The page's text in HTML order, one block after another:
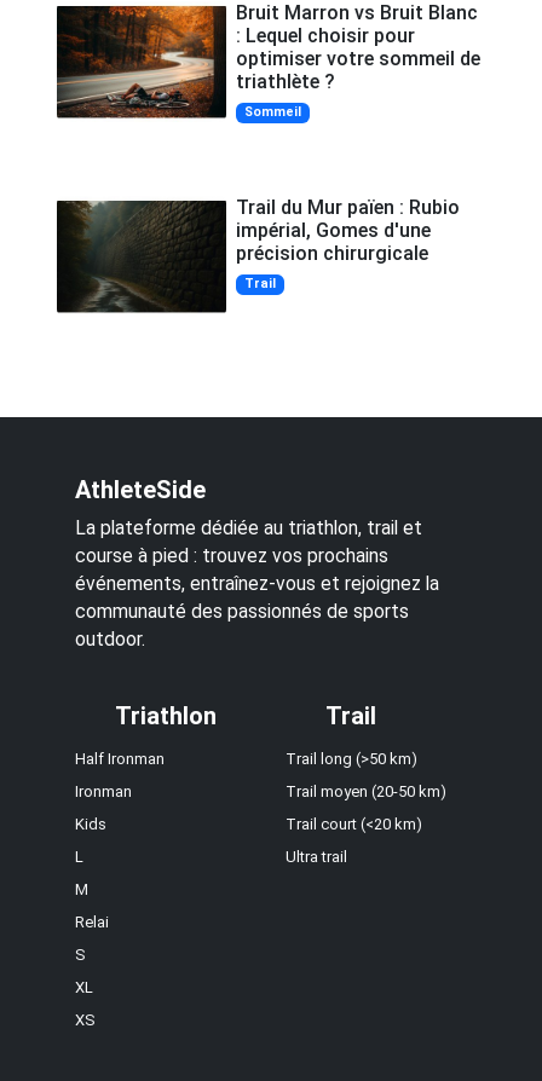
Bruit Marron vs Bruit Blanc
: Lequel choisir pour
optimiser votre sommeil de
triathlète ?
Sommeil
Trail du Mur païen : Rubio
impérial, Gomes d'une
précision chirurgicale
Trail
AthleteSide
La plateforme dédiée au triathlon, trail et
course à pied : trouvez vos prochains
événements, entraînez-vous et rejoignez la
communauté des passionnés de sports
outdoor.
Triathlon
Half Ironman
Ironman
Kids
L
M
Relai
S
XL
XS
Trail
Trail long (>50 km)
Trail moyen (20-50 km)
Trail court (<20 km)
Ultra trail